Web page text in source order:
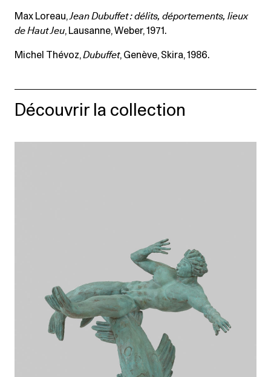
Max Loreau,Jean Dubuffet : délits, déportements, lieux
de Haut Jeu, Lausanne, Weber, 1971.
Michel Thévoz,Dubuffet, Genève, Skira, 1986.
Découvrir la collection